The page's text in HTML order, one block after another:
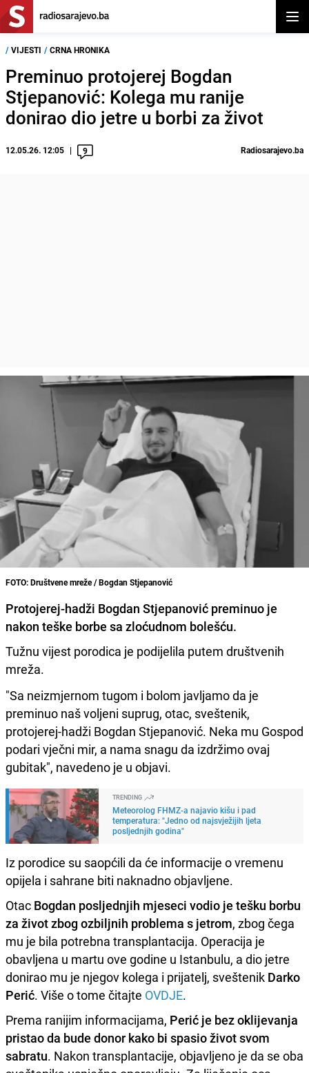
/ VIJESTI / CRNA HRONIKA
Preminuo protojerej Bogdan
Stjepanović: Kolega mu ranije
donirao dio jetre u borbi za život
12.05.26. 12:05 9 Radiosarajevo.ba
FOTO: Društvene mreže / Bogdan Stjepanović
Protojerej-hadži Bogdan Stjepanović preminuo je
nakon teške borbe sa zloćudnom bolešću.
Tužnu vijest porodica je podijelila putem društvenih
mreža.
"Sa neizmjernom tugom i bolom javljamo da je
preminuo naš voljeni suprug, otac, sveštenik,
protojerej-hadži Bogdan Stjepanović. Neka mu Gospod
podari vječni mir, a nama snagu da izdržimo ovaj
gubitak", navedeno je u objavi.
TRENDING
Meteorolog FHMZ-a najavio kišu i pad
temperatura: "Jedno od najsvježijih ljeta
posljednjih godina"
Iz porodice su saopćili da će informacije o vremenu
opijela i sahrane biti naknadno objavljene.
Otac Bogdan posljednjih mjeseci vodio je tešku borbu
za život zbog ozbiljnih problema s jetrom, zbog čega
mu je bila potrebna transplantacija. Operacija je
obavljena u martu ove godine u Istanbulu, a dio jetre
donirao mu je njegov kolega i prijatelj, sveštenik Darko
Perić. Više o tome čitajte OVDJE.
Prema ranijim informacijama, Perić je bez oklijevanja
pristao da bude donor kako bi spasio život svom
sabratu. Nakon transplantacije, objavljeno je da se oba